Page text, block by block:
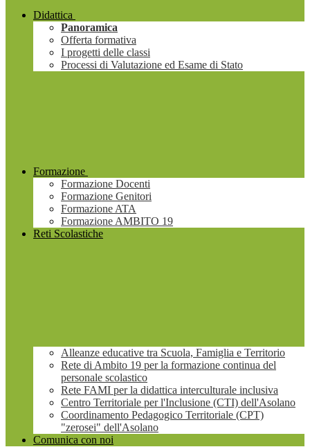
Didattica
Panoramica
Offerta formativa
I progetti delle classi
Processi di Valutazione ed Esame di Stato
Formazione
Formazione Docenti
Formazione Genitori
Formazione ATA
Formazione AMBITO 19
Reti Scolastiche
Alleanze educative tra Scuola, Famiglia e Territorio
Rete di Ambito 19 per la formazione continua del
personale scolastico
Rete FAMI per la didattica interculturale inclusiva
Centro Territoriale per l'Inclusione (CTI) dell'Asolano
Coordinamento Pedagogico Territoriale (CPT)
"zerosei" dell'Asolano
Comunica con noi